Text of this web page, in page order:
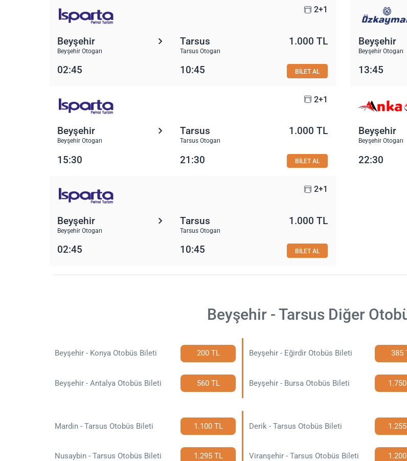
2+1
Beyşehir
Beyşehir Otogarı
Tarsus
Tarsus Otogarı
1.000 TL
02:45 10:45 BİLET AL
Beyşehir
Beyşehir Otogarı
13:45
2+1
Beyşehir
Beyşehir Otogarı
Tarsus
Tarsus Otogarı
1.000 TL
15:30 21:30 BİLET AL
Beyşehir
Beyşehir Otogarı
22:30
2+1
Beyşehir
Beyşehir Otogarı
Tarsus
Tarsus Otogarı
1.000 TL
02:45 10:45 BİLET AL
Beyşehir - Tarsus Diğer
Beyşehir - Konya Otobüs Bileti 200 TL Beyşehir - Eğirdir Otobüs Bileti 385
Beyşehir - Antalya Otobüs Bileti 560 TL Beyşehir - Bursa Otobüs Bileti
Mardin - Tarsus Otobüs Bileti 1.100 TL Derik - Tarsus Otobüs Bileti
Nusaybin - Tarsus Otobüs Bileti 1.295 TL Viranşehir - Tarsus Otobüs Bileti